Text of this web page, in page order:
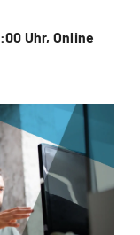
Uhr, Online